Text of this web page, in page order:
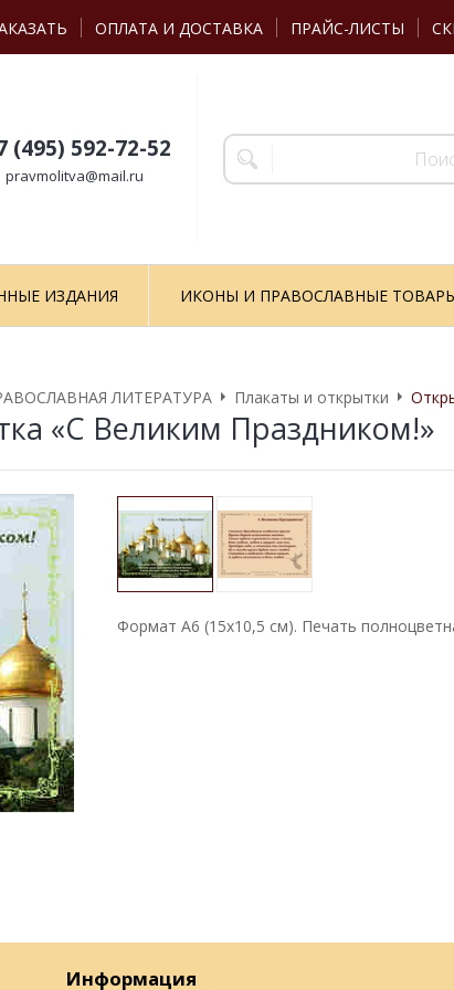
ОПЛАТА И ДОСТАВКА ПРАЙС-ЛИСТЫ
(495) 592-72-52
pravmolitva@mail.ru
ИЗДАНИЯ ИКОНЫ И ПРАВОСЛАВНЫЕ
ЛИТЕРАТУРА Плакаты и открытки
«С Великим Праздником!»
Формат А6 (15х10,5 см). Печать
Информация